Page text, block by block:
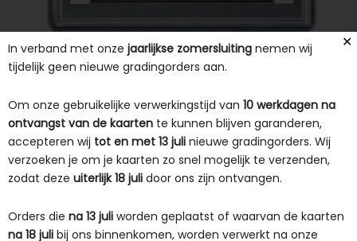
✕
In verband met onze jaarlijkse zomersluiting nemen wij
tijdelijk geen nieuwe gradingorders aan.
Om onze gebruikelijke verwerkingstijd van 10 werkdagen na
ontvangst van de kaarten te kunnen blijven garanderen,
accepteren wij tot en met 13 juli nieuwe gradingorders. Wij
verzoeken je om je kaarten zo snel mogelijk te verzenden,
zodat deze uiterlijk 18 juli door ons zijn ontvangen.
Orders die na 13 juli worden geplaatst of waarvan de kaarten
na 18 juli bij ons binnenkomen, worden verwerkt na onze